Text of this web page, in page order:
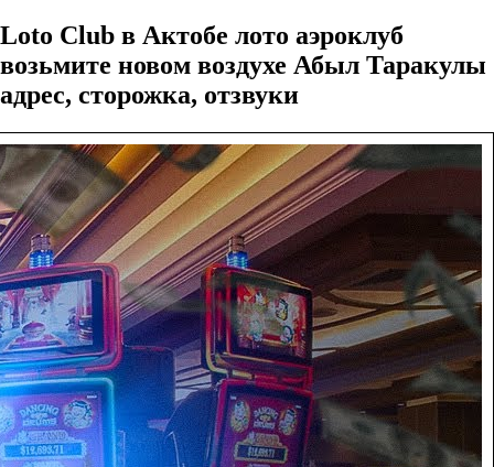
Loto Club в Актобе лото аэроклуб
возьмите новом воздухе Абыл Таракулы
адрес, сторожка, отзвуки